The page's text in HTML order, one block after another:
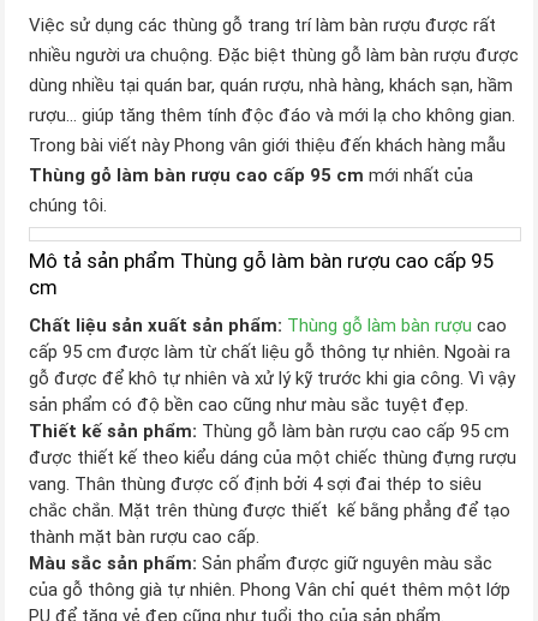
Việc sử dụng các thùng gỗ trang trí làm bàn rượu được rất
nhiều người ưa chuộng. Đặc biệt thùng gỗ làm bàn rượu được
dùng nhiều tại quán bar, quán rượu, nhà hàng, khách sạn, hầm
rượu… giúp tăng thêm tính độc đáo và mới lạ cho không gian.
Trong bài viết này Phong vân giới thiệu đến khách hàng mẫu
Thùng gỗ làm bàn rượu cao cấp 95 cm mới nhất của
chúng tôi.
Mô tả sản phẩm Thùng gỗ làm bàn rượu cao cấp 95
cm
Chất liệu sản xuất sản phẩm: Thùng gỗ làm bàn rượu cao
cấp 95 cm được làm từ chất liệu gỗ thông tự nhiên. Ngoài ra
gỗ được để khô tự nhiên và xử lý kỹ trước khi gia công. Vì vậy
sản phẩm có độ bền cao cũng như màu sắc tuyệt đẹp.
Thiết kế sản phẩm: Thùng gỗ làm bàn rượu cao cấp 95 cm
được thiết kế theo kiểu dáng của một chiếc thùng đựng rượu
vang. Thân thùng được cố định bởi 4 sợi đai thép to siêu
chắc chắn. Mặt trên thùng được thiết kế bằng phẳng để tạo
thành mặt bàn rượu cao cấp.
Màu sắc sản phẩm: Sản phẩm được giữ nguyên màu sắc
của gỗ thông già tự nhiên. Phong Vân chỉ quét thêm một lớp
PU để tăng vẻ đẹp cũng như tuổi thọ của sản phẩm.